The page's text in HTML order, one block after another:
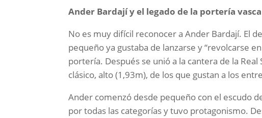
Ander Bardají y el legado de la portería vasca
No es muy difícil reconocer a Ander Bardají. El
pequeño ya gustaba de lanzarse y “revolcarse
portería. Después se unió a la cantera de la
clásico, alto (1,93m), de los que gustan a los
Ander comenzó desde pequeño con el escudo
por todas las categorías y tuvo protagonismo.